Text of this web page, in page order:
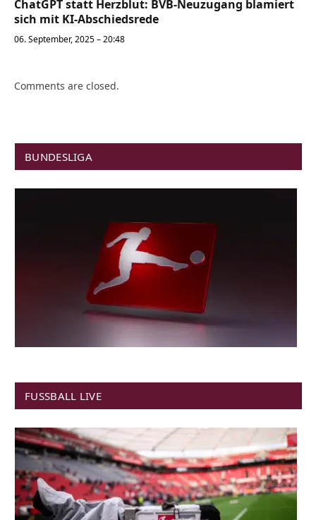
ChatGPT statt Herzblut: BVB-Neuzugang blamiert
sich mit KI-Abschiedsrede
06. September, 2025 – 20:48
Comments are closed.
BUNDESLIGA
FUSSBALL LIVE